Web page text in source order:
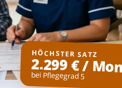
HÖCHSTER SATZ
2.299 € /
bei Pflegegrad 5